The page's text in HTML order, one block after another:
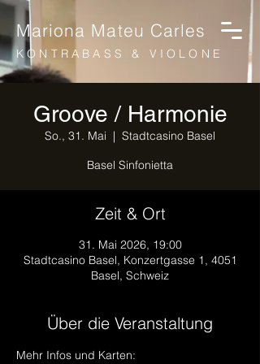
Mariona Mateu Carles
KONTRABASS & VIOLONE
Groove / Harmonie
So., 31. Mai
  |
Stadtcasino Basel
Basel Sinfonietta
Zeit & Ort
31. Mai 2026, 19:00
Stadtcasino Basel, Konzertgasse 1, 4051
Basel, Schweiz
Über die Veranstaltung
Mehr Infos und Karten: